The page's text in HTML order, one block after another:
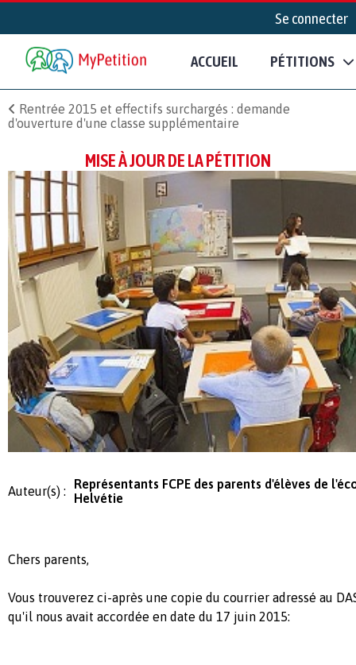
Se connecter
ACCUEIL PÉTITIONS
Rentrée 2015 et effectifs surchargés : demande
d'ouverture d'une classe supplémentaire
MISE À JOUR DE LA PÉTITION
Auteur(s) :
Représentants FCPE des parents d'élèves de
Helvétie
Chers parents,
Vous trouverez ci-après une copie du courrier adressé au
qu'il nous avait accordée en date du 17 juin 2015: